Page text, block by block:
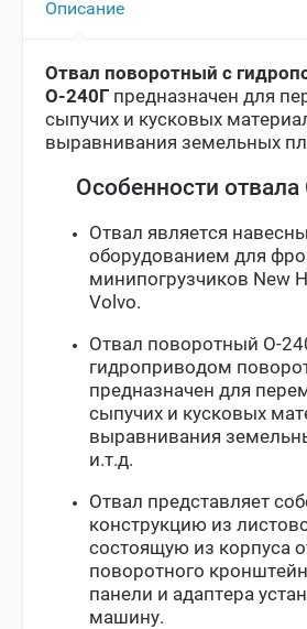
Описание
Отвал поворотный с
О-240Г предназначен для
сыпучих и кусковых
выравнивания земельных
Особенности
Отвал является
оборудованием для
минипогрузчиков New
Vоlvo.
Отвал поворотный О-
гидроприводом
предназначен для
сыпучих и кусковых
выравнивания
и.т.д.
Отвал представляет
конструкцию из
состоящую из корпуса
поворотного
панели и адаптера
машину.